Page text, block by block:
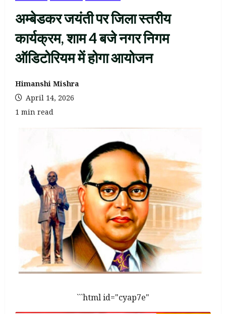
अम्बेडकर जयंती पर जिला स्तरीय
कार्यक्रम, शाम 4 बजे नगर निगम
ऑडिटोरियम में होगा आयोजन
Himanshi Mishra
April 14, 2026
1 min read
```html id="cyap7e"